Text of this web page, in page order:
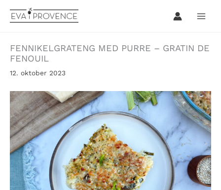
rett
FENNIKELGRATENG MED PURRE – GRATIN DE
FENOUIL
12. oktober 2023